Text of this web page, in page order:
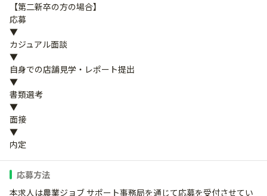
【第二新卒の方の場合】
応募
▼
カジュアル面談
▼
自身での店舗見学・レポート提出
▼
書類選考
▼
面接
▼
内定
応募方法
本求人は農業ジョブ サポート事務局を通じて応募を受付させてい